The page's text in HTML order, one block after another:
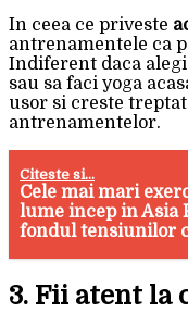
In ceea ce priveste
antrenamentele ca
Indiferent daca
sau sa faci yoga
usor si creste
antrenamentelor.
Citeste si...
Cele mai mari
lume incep in Asia
fondul tensiunilor
3. Fii atent la